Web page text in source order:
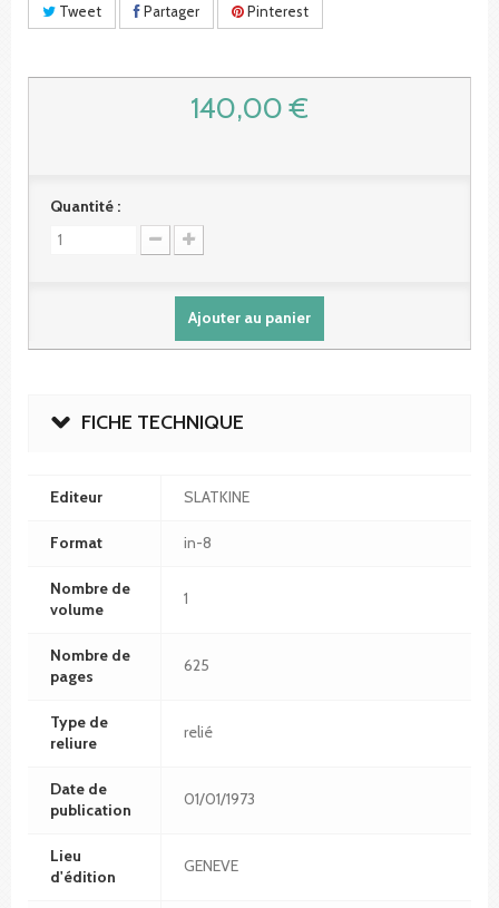
Tweet Partager Pinterest
140,00 €
Quantité :
Ajouter au panier
FICHE TECHNIQUE
Editeur SLATKINE
Format in-8
Nombre de
volume
1
Nombre de
pages
625
Type de
reliure
relié
Date de
publication
01/01/1973
Lieu
d'édition
GENEVE